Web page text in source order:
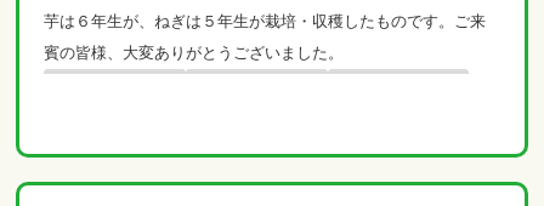
芋は６年生が、ねぎは５年生が栽培・収穫したものです。ご来
賓の皆様、大変ありがとうございました。